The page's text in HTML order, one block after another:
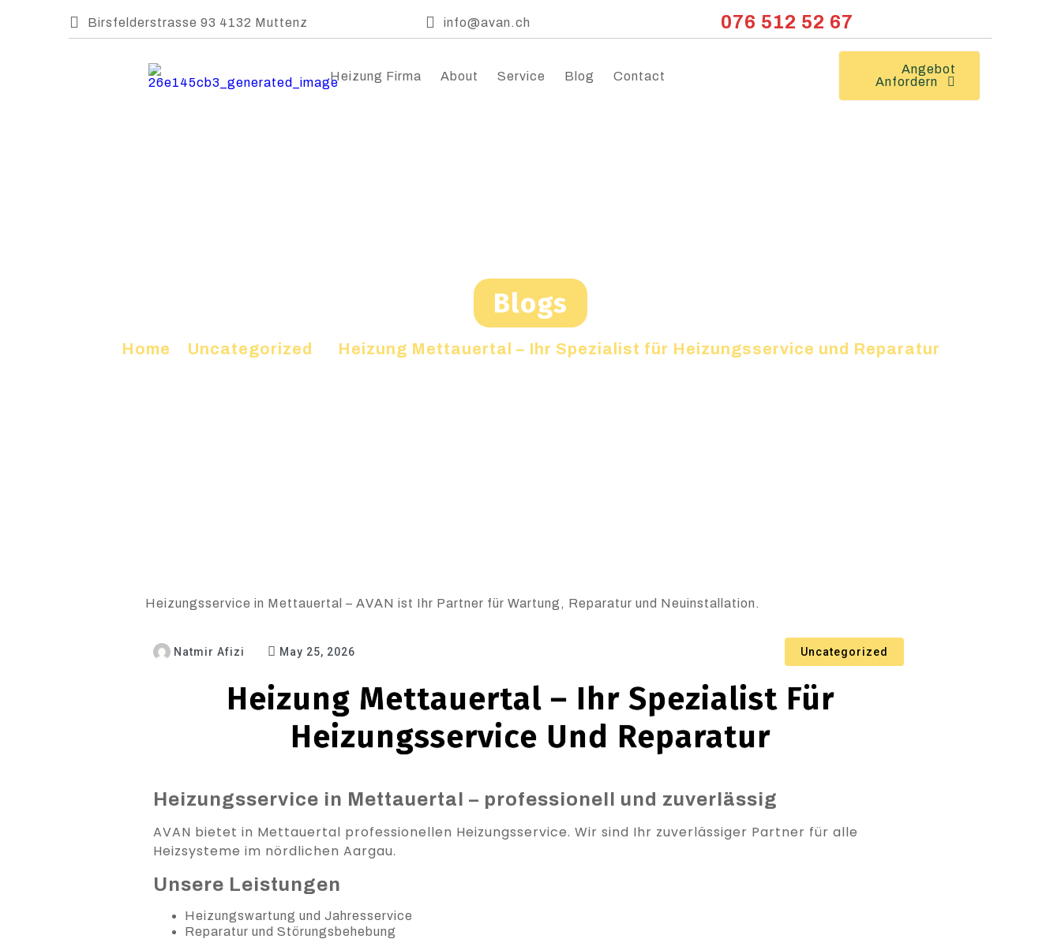
Birsfelderstrasse 93 4132 Muttenz info@avan.ch 076 512 52 67
Heizung Firma About Service Blog Contact
Angebot
Anfordern
Blogs
Home Uncategorized Heizung Mettauertal – Ihr Spezialist für Heizungsservice und Reparatur
Heizungsservice in Mettauertal – AVAN ist Ihr Partner für Wartung, Reparatur und Neuinstallation.
Natmir Afizi May 25, 2026 Uncategorized
Heizung Mettauertal – Ihr Spezialist Für
Heizungsservice Und Reparatur
Heizungsservice in Mettauertal – professionell und zuverlässig
AVAN bietet in Mettauertal professionellen Heizungsservice. Wir sind Ihr zuverlässiger Partner für alle
Heizsysteme im nördlichen Aargau.
Unsere Leistungen
Heizungswartung und Jahresservice
Reparatur und Störungsbehebung